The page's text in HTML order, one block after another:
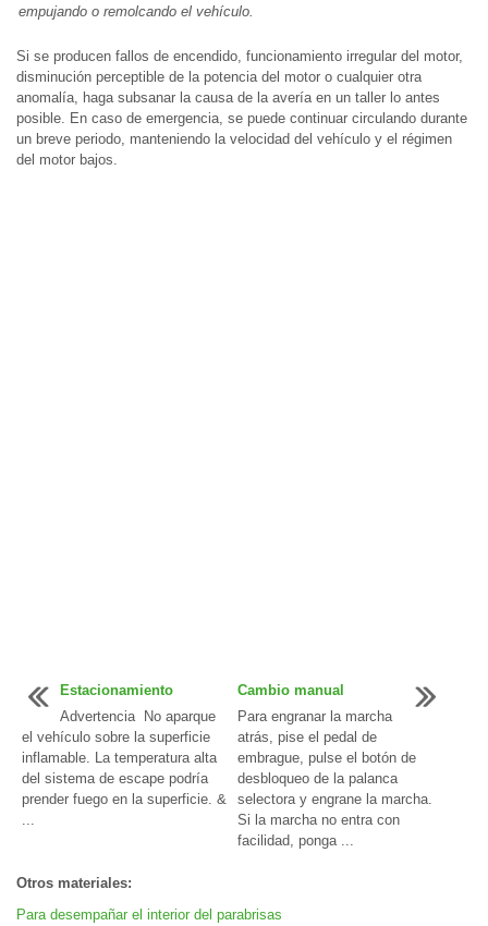
empujando o remolcando el vehículo.
Si se producen fallos de encendido, funcionamiento irregular del motor,
disminución perceptible de la potencia del motor o cualquier otra
anomalía, haga subsanar la causa de la avería en un taller lo antes
posible. En caso de emergencia, se puede continuar circulando durante
un breve periodo, manteniendo la velocidad del vehículo y el régimen
del motor bajos.
Estacionamiento
Advertencia No aparque
el vehículo sobre la superficie
inflamable. La temperatura alta
del sistema de escape podría
prender fuego en la superficie. &
...
Cambio manual
Para engranar la marcha
atrás, pise el pedal de
embrague, pulse el botón de
desbloqueo de la palanca
selectora y engrane la marcha.
Si la marcha no entra con
facilidad, ponga ...
Otros materiales:
Para desempañar el interior del parabrisas